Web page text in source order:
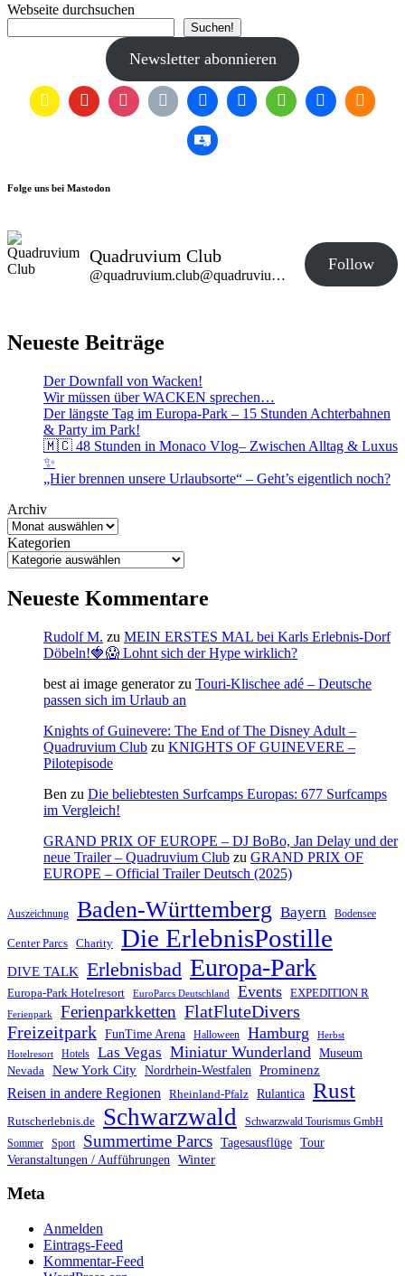
Webseite durchsuchen
Suchen!
Newsletter abonnieren
Folge uns bei Mastodon
Quadruvium Club
@quadruvium.club@quadruvium.club
Follow
Neueste Beiträge
Der Downfall von Wacken!
Wir müssen über WACKEN sprechen…
Der längste Tag im Europa-Park – 15 Stunden Achterbahnen
& Party im Park!
🇲🇨 48 Stunden in Monaco Vlog– Zwischen Alltag & Luxus
✨
„Hier brennen unsere Urlaubsorte“ – Geht’s eigentlich noch?
Archiv
Kategorien
Neueste Kommentare
Rudolf M. zu MEIN ERSTES MAL bei Karls Erlebnis-Dorf
Döbeln!🍓😱 Lohnt sich der Hype wirklich?
best ai image generatorzu Touri-Klischee adé – Deutsche
passen sich im Urlaub an
Knights of Guinevere: The End of The Disney Adult –
Quadruvium Club zu KNIGHTS OF GUINEVERE –
Pilotepisode
Ben zu Die beliebtesten Surfcamps Europas: 677 Surfcamps
im Vergleich!
GRAND PRIX OF EUROPE – DJ BoBo, Jan Delay und der
neue Trailer – Quadruvium Club zu GRAND PRIX OF
EUROPE – Official Trailer Deutsch (2025)
Auszeichnung Baden-Württemberg Bayern Bodensee
Center Parcs Charity Die ErlebnisPostille
DIVE TALK Erlebnisbad Europa-Park
Europa-Park Hotelresort EuroParcs Deutschland Events EXPEDITION R
Ferienpark Ferienparkketten FlatFluteDivers
Freizeitpark FunTime Arena Halloween Hamburg Herbst
Hotelresort Hotels Las Vegas Miniatur Wunderland Museum
Nevada New York City Nordrhein-Westfalen
Prominenz
Reisen in andere Regionen
Rheinland-Pfalz Rulantica Rust
Rutscherlebnis.de Schwarzwald
Schwarzwald Tourismus GmbH
Sommer
Sport Summertime Parcs Tagesausflüge Tour
Veranstaltungen / Aufführungen
Winter
Meta
Anmelden
Eintrags-Feed
Kommentar-Feed